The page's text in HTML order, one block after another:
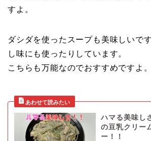
すよ。
ダシダを使ったスープも美味しいで
し味にも使ったりしています。
こちらも万能なのでおすすめですよ。
ハマる美味し
の豆乳クリー
ー！！